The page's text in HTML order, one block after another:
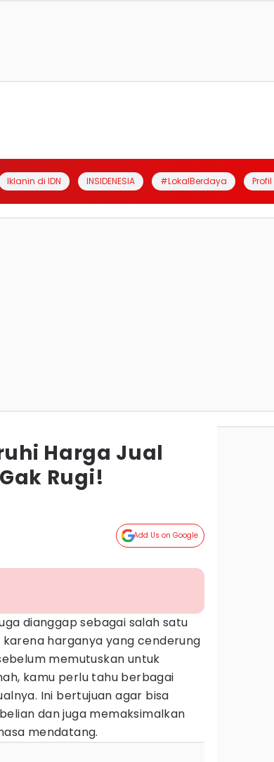
Iklanin di IDN INSIDENESIA #LokalBerdaya
Harga Jual
Rugi!
Add Us on Google
dianggap sebagai salah satu
harganya yang cenderung
memutuskan untuk
kamu perlu tahu berbagai
Ini bertujuan agar bisa
dan juga memaksimalkan
mendatang.